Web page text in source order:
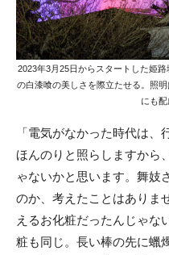
2023年3月25日からスタートした姫
の白漆喰の美しさを際立たせる。照
にも
「電気がなかった時代は
ほんのりと照らしますから
ゃないかと思います。舞妓
のか、考えたことはあり
えるお化粧だったんじゃな
粧も同じ。長い棒の先に蠟